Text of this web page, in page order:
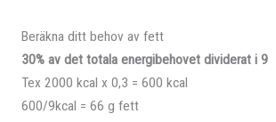
Beräkna ditt behov av fett
30% av det totala energibehovet dividerat i 9
Tex 2000 kcal x 0,3 = 600 kcal
600/9kcal = 66 g fett